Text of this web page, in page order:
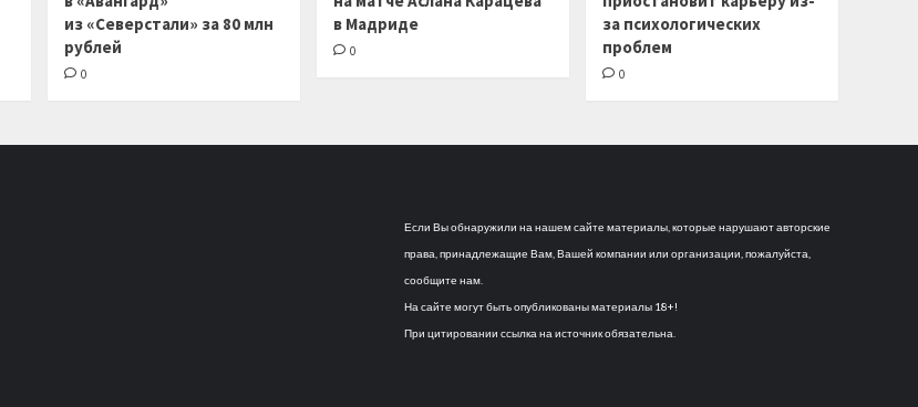
из «Северстали» за 80 млн
рублей
0
в Мадриде
0
за психологических
проблем
0
Если Вы обнаружили на нашем сайте материалы, которые нарушают авторские
права, принадлежащие Вам, Вашей компании или организации, пожалуйста,
сообщите нам.
На сайте могут быть опубликованы материалы 18+!
При цитировании ссылка на источник обязательна.